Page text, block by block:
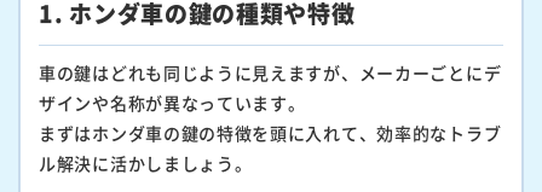
1. ホンダ車の鍵の種類や特徴
車の鍵はどれも同じように見えますが、メーカーごとにデ
ザインや名称が異なっています。
まずはホンダ車の鍵の特徴を頭に入れて、効率的なトラブ
ル解決に活かしましょう。